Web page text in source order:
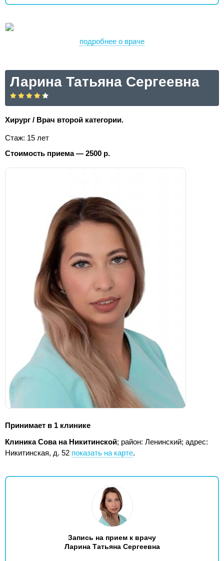
подробнее о враче
Ларина Татьяна Сергеевна
Хирург / Врач второй категории.
Стаж: 15 лет
Стоимость приема — 2500 р.
Принимает в 1 клинике
Клиника Сова на Никитинской; район: Ленинский; адрес:
Никитинская, д. 52 показать на карте.
Запись на прием к врачу
Ларина Татьяна Сергеевна